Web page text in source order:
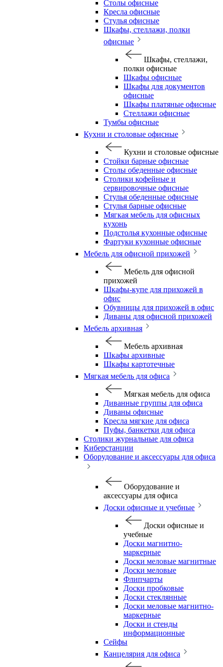
Столы офисные
Кресла офисные
Стулья офисные
Шкафы, стеллажи, полки
офисные
Шкафы, стеллажи,
полки офисные
Шкафы офисные
Шкафы для документов
офисные
Шкафы платяные офисные
Стеллажи офисные
Тумбы офисные
Кухни и столовые офисные
Кухни и столовые офисные
Стойки барные офисные
Столы обеденные офисные
Столики кофейные и
сервировочные офисные
Стулья обеденные офисные
Стулья барные офисные
Мягкая мебель для офисных
кухонь
Подстолья кухонные офисные
Фартуки кухонные офисные
Мебель для офисной прихожей
Мебель для офисной
прихожей
Шкафы-купе для прихожей в
офис
Обувницы для прихожей в офис
Диваны для офисной прихожей
Мебель архивная
Мебель архивная
Шкафы архивные
Шкафы картотечные
Мягкая мебель для офиса
Мягкая мебель для офиса
Диванные группы для офиса
Диваны офисные
Кресла мягкие для офиса
Пуфы, банкетки для офиса
Столики журнальные для офиса
Киберстанции
Оборудование и аксессуары для офиса
Оборудование и
аксессуары для офиса
Доски офисные и учебные
Доски офисные и
учебные
Доски магнитно-
маркерные
Доски меловые магнитные
Доски меловые
Флипчарты
Доски пробковые
Доски стеклянные
Доски меловые магнитно-
маркерные
Доски и стенды
информационные
Сейфы
Канцелярия для офиса